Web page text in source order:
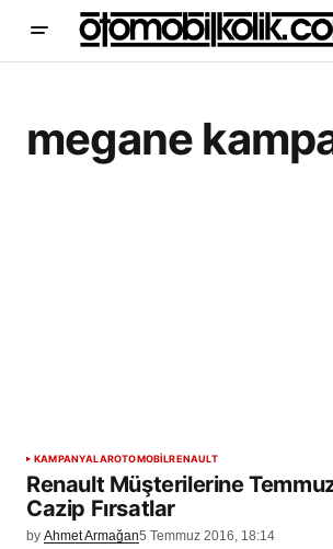
megane
KAMPANYALAROTOMOBİLRENAULT
Renault Müşterilerine
Cazip Fırsatlar
by Ahmet Armağan5 Temmuz 2016, 18:14